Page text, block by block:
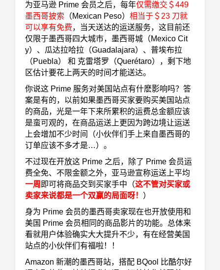
为亚马逊 Prime 会员之后， 每年仅需缴交＄449
墨西哥披索 （Mexican Peso） 相当于＄23 刀就
可以享有免费，当天送达的运送服务，这目前还
仅限于墨西哥四大城市，墨西哥城（Mexico Cit
y）、瓜达拉哈拉（Guadalajara）、普埃布拉
（Puebla） 和 克雷塔罗（Querétaro），剩下地
区估计要花上两天的时间才能送达。
你说这 Prime 服务对美国站点有什麽影响吗？答
案是有的，以前如果墨西哥买家要购买美国站点
的商品，光是一年下来所累积的运费总金额应该
是蛮可观的，在商品运送上更因为跨边境让运送
上会增加不少时间（小伙伴们手上来自墨西哥的
订单应该不多才是…）。
不过现在开放这 Prime 之后，除了 Prime 会员运
费全免、不限金额之外，亚马逊宣称运送上平均
一周 即可将商品交到买家手中（这不管对买家或
卖家来说都是一个双赢的局面呀！ ）
身为 Prime 会员的墨西哥卖家现在也开放使用和
美国 Prime 会员相同的商品影片的功能。总体来
看就用户体验确实大大提升不少，有在经营美国
站点的小伙伴们有福啦！！
Amazon 新潮的墨西哥站，搭配 BQool 比酷尔好